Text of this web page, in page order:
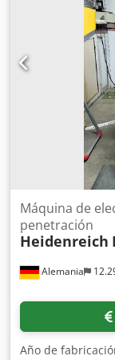
Alemania
Máquina de
penetración
Heidenreich
Año de